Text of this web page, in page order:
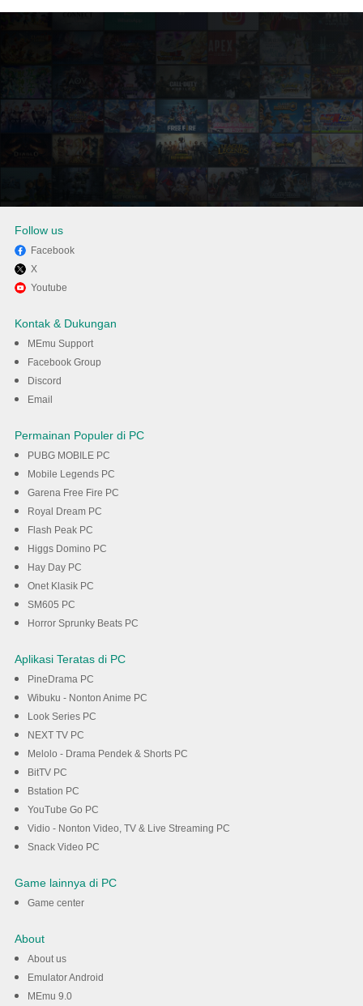
Nikmati bermain Don't Exfil
Late di PC dengan MEmu
Follow us
Facebook
X
Youtube
Kontak & Dukungan
MEmu Support
Facebook Group
Discord
Email
Permainan Populer di PC
PUBG MOBILE PC
Mobile Legends PC
Garena Free Fire PC
Royal Dream PC
Flash Peak PC
Higgs Domino PC
Hay Day PC
Onet Klasik PC
SM605 PC
Horror Sprunky Beats PC
Aplikasi Teratas di PC
PineDrama PC
Wibuku - Nonton Anime PC
Look Series PC
NEXT TV PC
Melolo - Drama Pendek & Shorts PC
BitTV PC
Bstation PC
YouTube Go PC
Vidio - Nonton Video, TV & Live Streaming PC
Snack Video PC
Game lainnya di PC
Game center
About
About us
Emulator Android
MEmu 9.0